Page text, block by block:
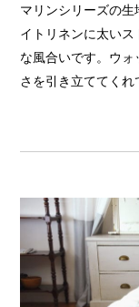
マリンシリーズの
イトリネンに太いス
な風合いです。ウ
さを引き立ててくれ